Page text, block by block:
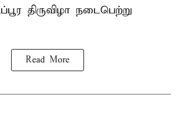
திருவிழா நடைபெற்று
Read More